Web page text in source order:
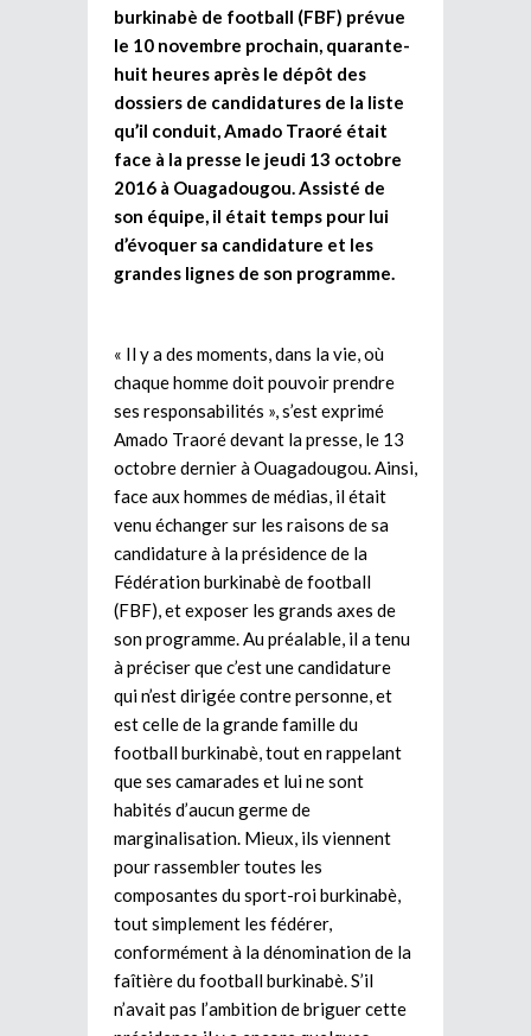
burkinabè de football (FBF) prévue
le 10 novembre prochain, quarante-
huit heures après le dépôt des
dossiers de candidatures de la liste
qu’il conduit, Amado Traoré était
face à la presse le jeudi 13 octobre
2016 à Ouagadougou. Assisté de
son équipe, il était temps pour lui
d’évoquer sa candidature et les
grandes lignes de son programme.
« Il y a des moments, dans la vie, où
chaque homme doit pouvoir prendre
ses responsabilités », s’est exprimé
Amado Traoré devant la presse, le 13
octobre dernier à Ouagadougou. Ainsi,
face aux hommes de médias, il était
venu échanger sur les raisons de sa
candidature à la présidence de la
Fédération burkinabè de football
(FBF), et exposer les grands axes de
son programme. Au préalable, il a tenu
à préciser que c’est une candidature
qui n’est dirigée contre personne, et
est celle de la grande famille du
football burkinabè, tout en rappelant
que ses camarades et lui ne sont
habités d’aucun germe de
marginalisation. Mieux, ils viennent
pour rassembler toutes les
composantes du sport-roi burkinabè,
tout simplement les fédérer,
conformément à la dénomination de la
faîtière du football burkinabè. S’il
n’avait pas l’ambition de briguer cette